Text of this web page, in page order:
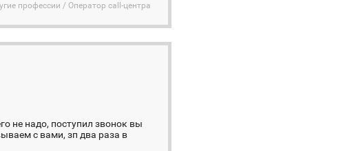
профессии / Оператор call-центра
не надо, поступил звонок вы
с вами, зп два раза в